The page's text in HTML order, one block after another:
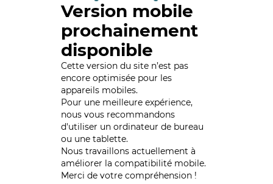
Version mobile
prochainement
disponible
Cette version du site n’est pas
encore optimisée pour les
appareils mobiles.
Pour une meilleure expérience,
nous vous recommandons
d'utiliser un ordinateur de bureau
ou une tablette.
Nous travaillons actuellement à
améliorer la compatibilité mobile.
Merci de votre compréhension !